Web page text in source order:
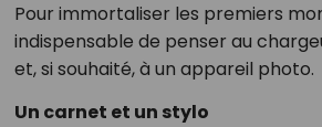
Pour immortaliser les premiers
indispensable de penser au
et, si souhaité, à un appareil photo.
Un carnet et un stylo